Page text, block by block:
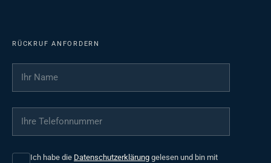
RÜCKRUF ANFORDERN
Ihr Name
Ihre Telefonnummer
Ich habe die Datenschutzerklärung gelesen und bin mit